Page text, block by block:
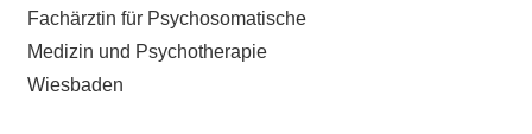
Fachärztin für Psychosomatische
Medizin und Psychotherapie
Wiesbaden